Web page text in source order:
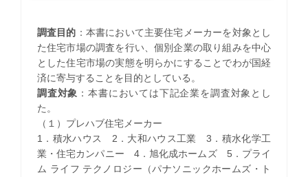
調査目的 ：本書において主要住宅メーカーを対象とし
た住宅市場の調査を行い、個別企業の取り組みを中心
とした住宅市場の実態を明らかにすることでわが国経
済に寄与することを目的としている。
調査対象 ：本書においては下記企業を調査対象とし
た。
（１）プレハブ住宅メーカー
1．積水ハウス 2．大和ハウス工業 3．積水化学工
業・住宅カンパニー 4．旭化成ホームズ 5．プライ
ム ライフ テクノロジー（パナソニックホームズ・ト